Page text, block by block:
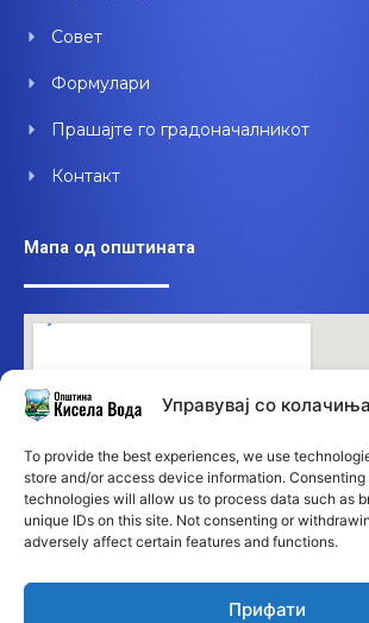
Управувај со колачиња
To provide the best experiences, we use
store and/or access device information. Consenting
technologies will allow us to process data such as
unique IDs on this site. Not consenting or
adversely affect certain features and functions.
Прифати
Совет
Формулари
Прашајте го градоначалникот
Контакт
Мапа од општината